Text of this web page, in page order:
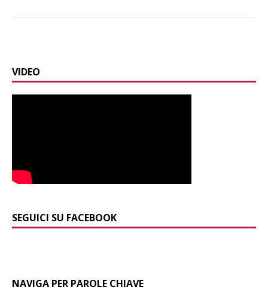
VIDEO
SEGUICI SU FACEBOOK
NAVIGA PER PAROLE CHIAVE